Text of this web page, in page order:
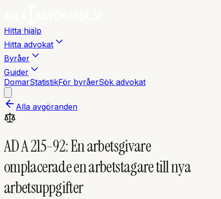
Hitta hjälp
Hitta advokat
Byråer
Guider
DomarStatistikFör byråerSök advokat
Alla avgöranden
AD A 215-92: En arbetsgivare
omplacerade en arbetstagare till nya
arbetsuppgifter